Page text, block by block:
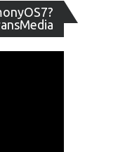
de
vídeo